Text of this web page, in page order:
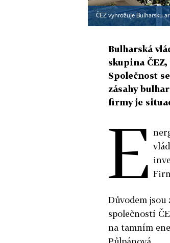
ČEZ vyhrožuje Bulharsku
Bulharská
skupina
Společnost
zásahy
firmy je
E
Důvodem
společností
na tamním